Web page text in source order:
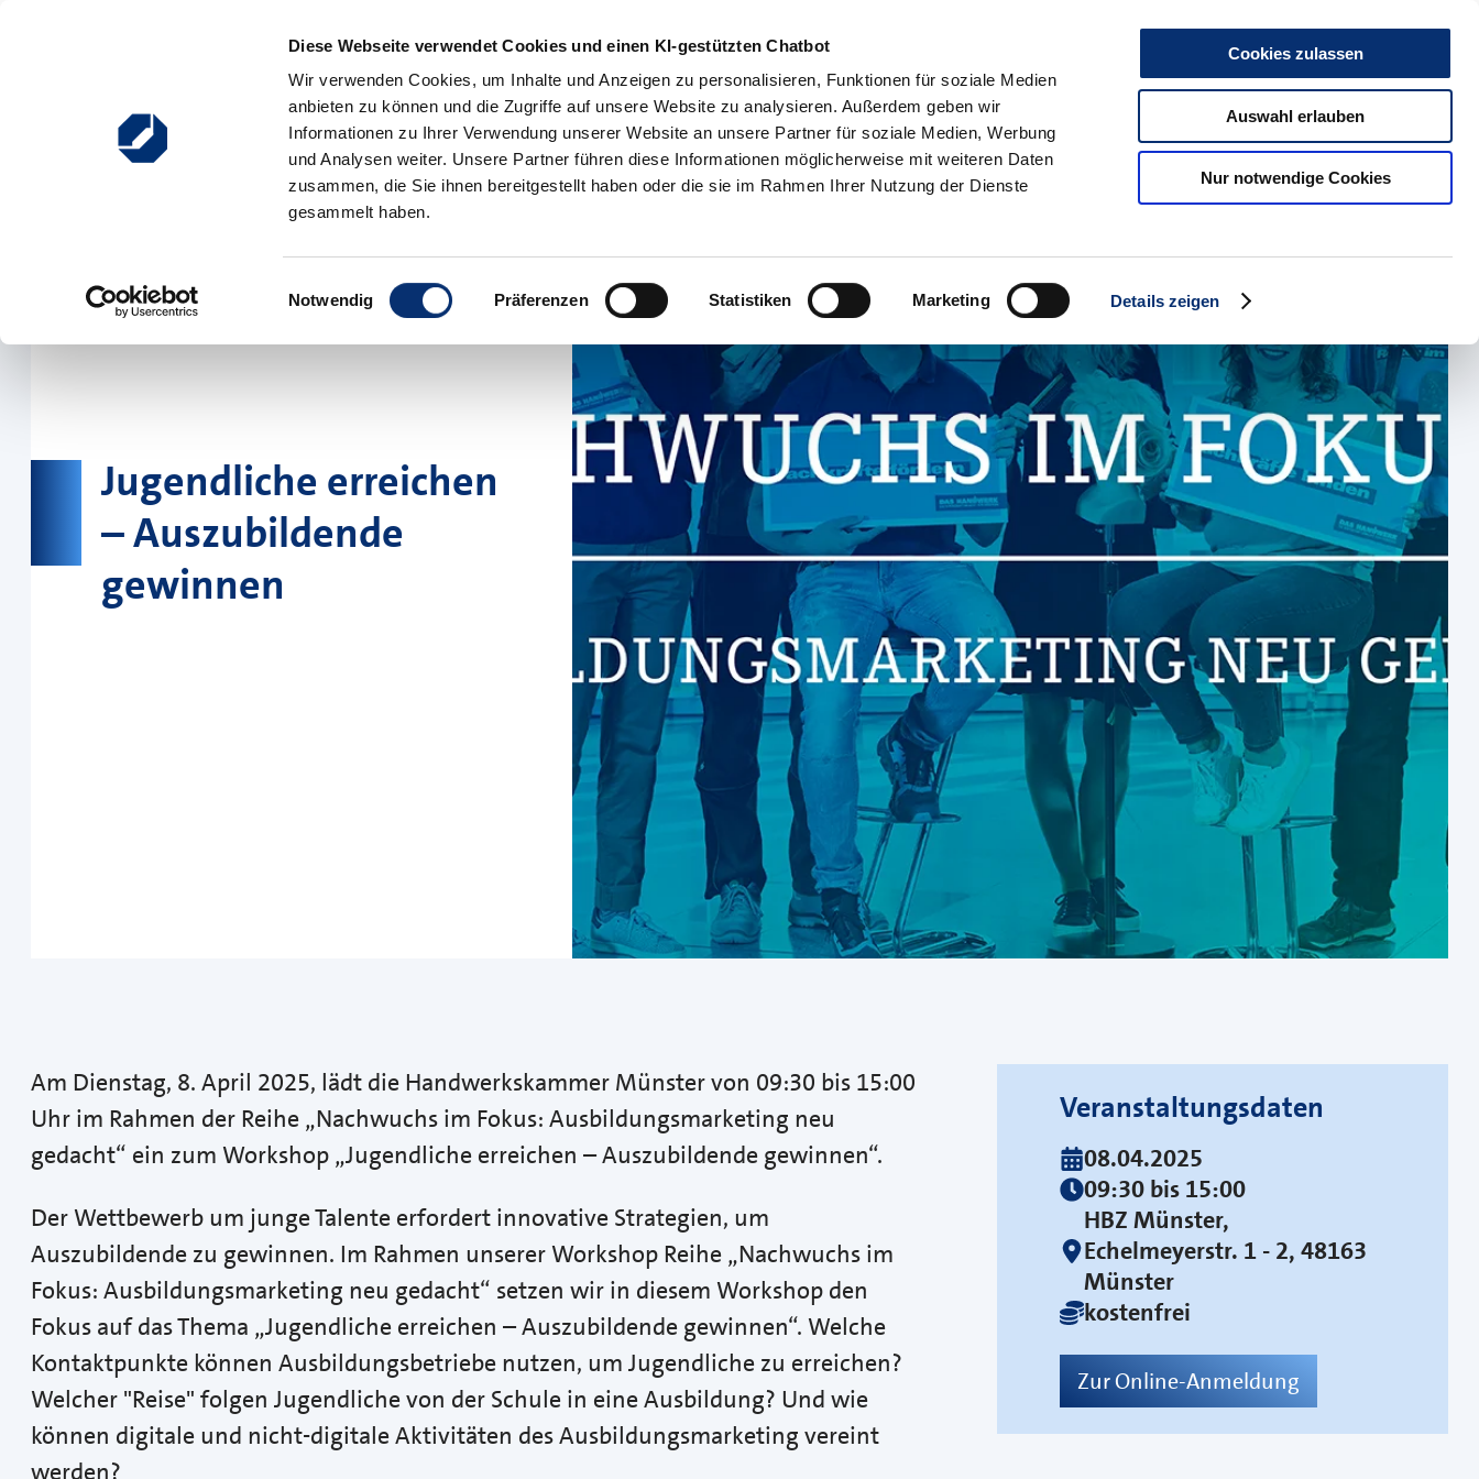
Diese Webseite verwendet Cookies und einen KI-gestützten Chatbot
Wir verwenden Cookies, um Inhalte und Anzeigen zu personalisieren, Funktionen für soziale Medien
anbieten zu können und die Zugriffe auf unsere Website zu analysieren. Außerdem geben wir
Informationen zu Ihrer Verwendung unserer Website an unsere Partner für soziale Medien, Werbung
und Analysen weiter. Unsere Partner führen diese Informationen möglicherweise mit weiteren Daten
zusammen, die Sie ihnen bereitgestellt haben oder die sie im Rahmen Ihrer Nutzung der Dienste
gesammelt haben.
Einwilligungsauswahl
Notwendig Präferenzen Statistiken Marketing Details zeigen
Cookies zulassen
Auswahl erlauben
Nur notwendige Cookies
Presse & Medien Social Media
Ausbildung Existenzgründung Betriebsführung Service-Center Politische Standpunkte
Jugendliche erreichen
– Auszubildende
gewinnen
Am Dienstag, 8. April 2025, lädt die Handwerkskammer Münster von 09:30 bis 15:00
Uhr im Rahmen der Reihe „Nachwuchs im Fokus: Ausbildungsmarketing neu
gedacht“ ein zum Workshop „Jugendliche erreichen – Auszubildende gewinnen“.
Der Wettbewerb um junge Talente erfordert innovative Strategien, um
Auszubildende zu gewinnen. Im Rahmen unserer Workshop Reihe „Nachwuchs im
Fokus: Ausbildungsmarketing neu gedacht“ setzen wir in diesem Workshop den
Fokus auf das Thema „Jugendliche erreichen – Auszubildende gewinnen“. Welche
Kontaktpunkte können Ausbildungsbetriebe nutzen, um Jugendliche zu erreichen?
Welcher "Reise" folgen Jugendliche von der Schule in eine Ausbildung? Und wie
können digitale und nicht-digitale Aktivitäten des Ausbildungsmarketing vereint
werden?
Veranstaltungsdaten
08.04.2025
09:30 bis 15:00
HBZ Münster,
Echelmeyerstr. 1 - 2, 48163
Münster
kostenfrei
Zur Online-Anmeldung